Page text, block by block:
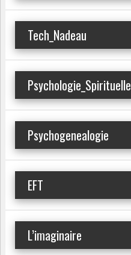
Tech_Nadeau
Psychologie_Spirituelle
Psychogenealogie
EFT
L’imaginaire